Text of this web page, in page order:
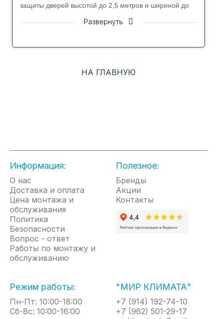
защиты дверей высотой до 2,5 метров и шириной до
переключение между режимами осуществляется при
встроенным электронным термостатом, который
Назначение
Воздушные тепловые завесы BALLU серии S2
создают высокоскоростной воздушный поток,
разделяющий окружающую среду внутри и снаружи
помещения на две температурные зоны, благодаря
чему в помещении поддерживается комфортная
температура и при этом сберегается электроэнергия.
Сфера применения
Устанавливаются над дверьми магазинов, офисов,
тамбуров, над окнами выдачи товара павильонов,
автозаправок и др.
Развернуть
НА ГЛАВНУЮ
Информация:
О нас
Доставка и оплата
Цена монтажа и
обслуживания
Политика
Безопасности
Вопрос - ответ
Работы по монтажу и
обслуживанию
Полезное:
Бренды
Акции
Контакты
Режим работы:
Пн-Пт: 10:00-18:00
Сб-Вс: 10:00-16:00
"МИР КЛИМАТА"
+7 (914) 192-74-10
+7 (962) 501-29-17